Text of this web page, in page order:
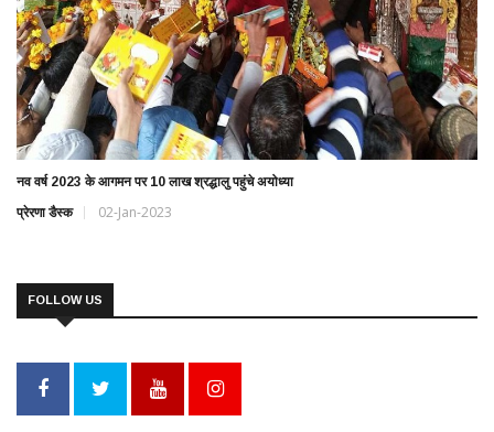
नव वर्ष 2023 के आगमन पर 10 लाख श्रद्धालु पहुंचे अयोध्या
प्रेरणा डैस्क 02-Jan-2023
FOLLOW US